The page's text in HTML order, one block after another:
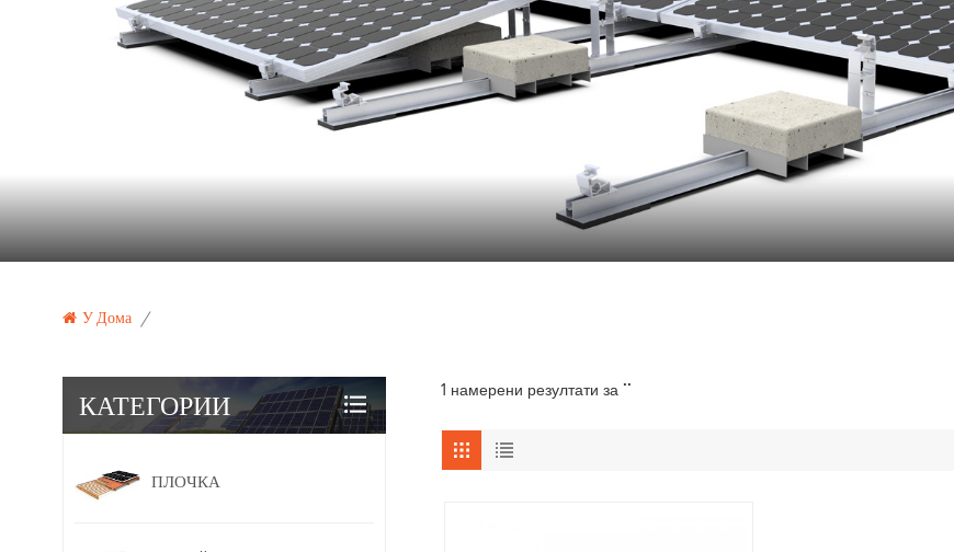
У Дома /
1 намерени резултати за ""
КАТЕГОРИИ
ПЛОЧКА